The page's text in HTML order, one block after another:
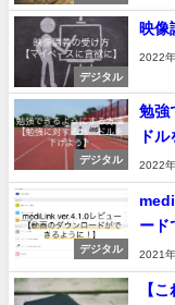
デジタル
映像
2022
デジタル
勉強
ドル
2022
デジタル
ード
2021
【